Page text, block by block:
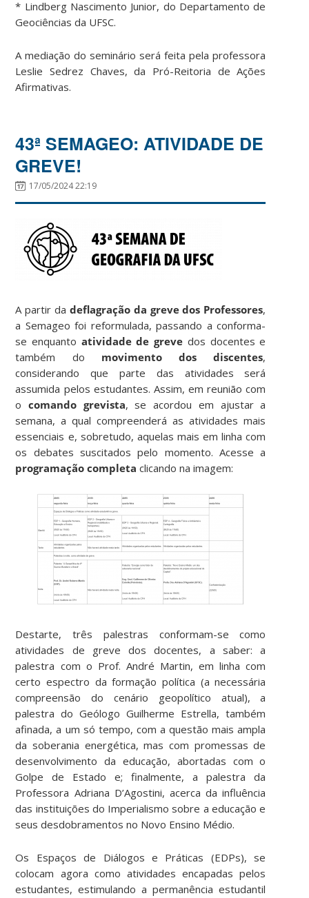
* Lindberg Nascimento Junior, do Departamento de
Geociências da UFSC.
A mediação do seminário será feita pela professora
Leslie Sedrez Chaves, da Pró-Reitoria de Ações
Afirmativas.
43ª SEMAGEO: ATIVIDADE DE
GREVE!
17/05/2024 22:19
A partir da deflagração da greve dos Professores,
a Semageo foi reformulada, passando a conforma-
se enquanto atividade de greve dos docentes e
também do movimento dos discentes,
considerando que parte das atividades será
assumida pelos estudantes. Assim, em reunião com
ocomando grevista, se acordou em ajustar a
semana, a qual compreenderá as atividades mais
essenciais e, sobretudo, aquelas mais em linha com
os debates suscitados pelo momento. Acesse a
programação completa clicando na imagem:
Destarte, três palestras conformam-se como
atividades de greve dos docentes, a saber: a
palestra com o Prof. André Martin, em linha com
certo espectro da formação política (a necessária
compreensão do cenário geopolítico atual), a
palestra do Geólogo Guilherme Estrella, também
afinada, a um só tempo, com a questão mais ampla
da soberania energética, mas com promessas de
desenvolvimento da educação, abortadas com o
Golpe de Estado e; finalmente, a palestra da
Professora Adriana D’Agostini, acerca da influência
das instituições do Imperialismo sobre a educação e
seus desdobramentos no Novo Ensino Médio.
Os Espaços de Diálogos e Práticas (EDPs), se
colocam agora como atividades encapadas pelos
estudantes, estimulando a permanência estudantil